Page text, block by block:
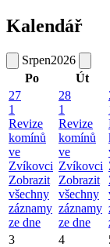
Kalendář
Srpen2026
Po
Út
27
1
Revize
komínů
ve
Zvíkovci
Zobrazit
všechny
záznamy
ze dne
28
1
Revize
komínů
ve
Zvíkovci
Zobrazit
všechny
záznamy
ze dne
3 4